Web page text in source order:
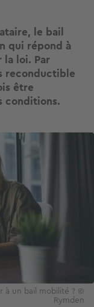
le bail
qui répond à
loi. Par
reconductible
être
conditions.
à un bail mobilité ? ©
Rymden